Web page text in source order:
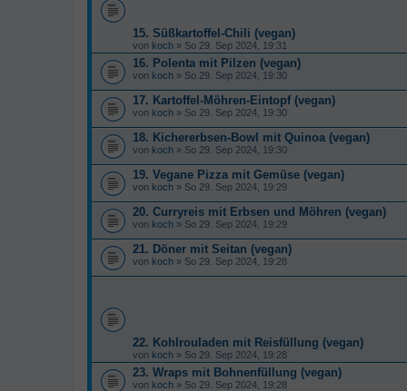
15. Süßkartoffel-Chili (vegan)
von koch » So 29. Sep 2024, 19:31
16. Polenta mit Pilzen (vegan)
von koch » So 29. Sep 2024, 19:30
17. Kartoffel-Möhren-Eintopf (vegan)
von koch » So 29. Sep 2024, 19:30
18. Kichererbsen-Bowl mit Quinoa (vegan)
von koch » So 29. Sep 2024, 19:30
19. Vegane Pizza mit Gemüse (vegan)
von koch » So 29. Sep 2024, 19:29
20. Curryreis mit Erbsen und Möhren (vegan)
von koch » So 29. Sep 2024, 19:29
21. Döner mit Seitan (vegan)
von koch » So 29. Sep 2024, 19:28
22. Kohlrouladen mit Reisfüllung (vegan)
von koch » So 29. Sep 2024, 19:28
23. Wraps mit Bohnenfüllung (vegan)
von koch » So 29. Sep 2024, 19:28